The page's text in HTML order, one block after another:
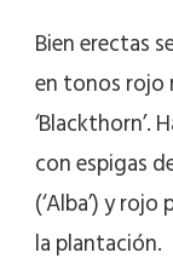
Bien erectas
en tonos rojo
‘Blackthorn’.
con espigas
(‘Alba’) y
la plantación.